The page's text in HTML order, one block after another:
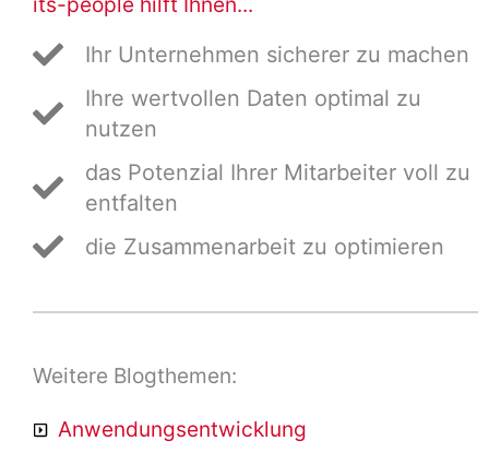
Ihr Unternehmen sicherer zu machen
Ihre wertvollen Daten optimal zu
nutzen
das Potenzial Ihrer Mitarbeiter voll zu
entfalten
die Zusammenarbeit zu optimieren
Weitere Blogthemen:
Anwendungsentwicklung